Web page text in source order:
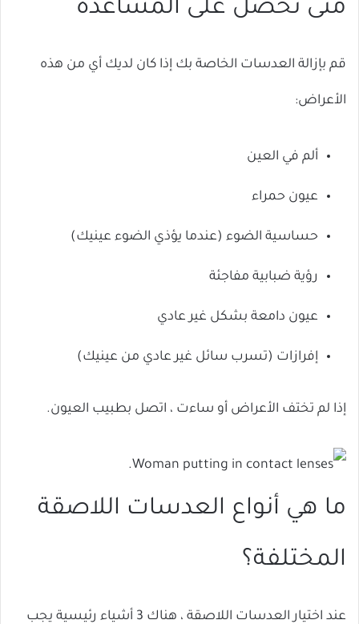
متى تحصل على المساعدة
قم بإزالة العدسات الخاصة بك إذا كان لديك أي من هذه
الأعراض:
ألم في العين
عيون حمراء
حساسية الضوء (عندما يؤذي الضوء عينيك)
رؤية ضبابية مفاجئة
عيون دامعة بشكل غير عادي
إفرازات (تسرب سائل غير عادي من عينيك)
إذا لم تختف الأعراض أو ساءت ، اتصل بطبيب العيون.
ما هي أنواع العدسات اللاصقة
المختلفة؟
عند اختيار العدسات اللاصقة ، هناك 3 أشياء رئيسية يجب